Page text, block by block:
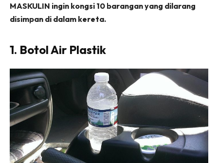
MASKULIN ingin kongsi 10 barangan yang dilarang
disimpan di dalam kereta.
1. Botol Air Plastik